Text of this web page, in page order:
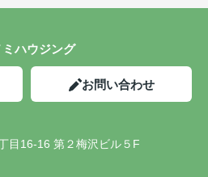
ミハウジング
お問い合わせ
目16-16 第２梅沢ビル５F